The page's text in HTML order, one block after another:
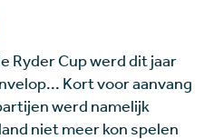
Ryder Cup werd dit jaar
Kort voor aanvang
werd namelijk
niet meer kon spelen